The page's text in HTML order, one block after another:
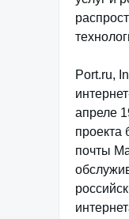
Port.ru,
апреле
проекта
почты